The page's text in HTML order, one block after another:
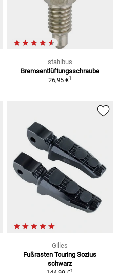
stahlbus
Bremsentlüftungsschraube
26,95 €1
Gilles
Fußrasten Touring Sozius
schwarz
1